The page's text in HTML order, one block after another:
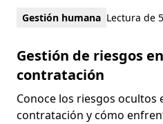
Gestión humana Lectura de
Gestión de riesgos
contratación
Conoce los riesgos ocultos
contratación y cómo